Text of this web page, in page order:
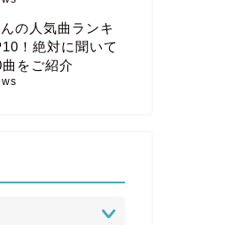
の人気曲ランキ
！絶対に聞いて
をご紹介